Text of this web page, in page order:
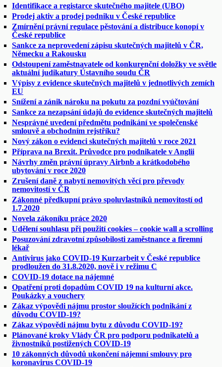
Identifikace a registarce skutečného majitele (UBO)
Prodej aktiv a prodej podniku v České republice
Zmírnění právní regulace pěstování a distribuce konopí v
České republice
Sankce za neprovedení zápisu skutečných majitelů v ČR,
Německu a Rakousku
Odstoupení zaměstnavatele od konkurenční doložky ve světle
aktuální judikatury Ústavního soudu ČR
Výpisy z evidence skutečných majitelů v jednotlivých zemích
EU
Snížení a zánik nároku na pokutu za pozdní vyúčtování
Sankce za nezapsání údajů do evidence skutečných majitelů
Nesprávné uvedení předmětu podnikání ve společenské
smlouvě a obchodním rejstříku?
Nový zákon o evidenci skutečných majitelů v roce 2021
Příprava na Brexit. Průvodce pro podnikatele v Anglii
Návrhy změn právní úpravy Airbnb a krátkodobého
ubytování v roce 2020
Zrušení daně z nabytí nemovitých věcí pro převody
nemovitostí v ČR
Zákonné předkupní právo spoluvlastníků nemovitostí od
1.7.2020
Novela zákoníku práce 2020
Udělení souhlasu při použití cookies – cookie wall a scrolling
Posuzování zdravotní způsobilosti zaměstnance a firemní
lékař
Antivirus jako COVID-19 Kurzarbeit v České republice
prodloužen do 31.8.2020, nově i v režimu C
COVID-19 dotace na nájemné
Opatření proti dopadům COVID 19 na kulturní akce.
Poukázky a vouchery
Zákaz výpovědi nájmu prostor sloužících podnikání z
důvodu COVID-19?
Zákaz výpovědi nájmu bytu z důvodu COVID-19?
Plánované kroky Vlády ČR pro podporu podnikatelů a
živnostníků postižených COVID-19
10 zákonných důvodů ukončení nájemní smlouvy pro
koronavirus COVID-19